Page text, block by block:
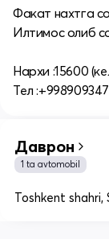
Факат нахтга
Илтимос олиб
Нархи :15600
Тел
Даврон
1 ta avtomobil
Toshkent